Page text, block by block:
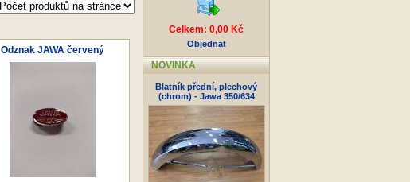
Odznak JAWA červený
Celkem: 0,00 Kč
Objednat
NOVINKA
Blatník přední, plechový
(chrom) - Jawa 350/634